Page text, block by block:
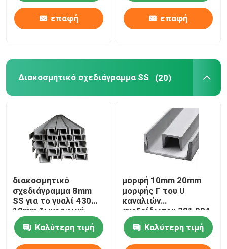
επαφή επαφή
Διακοσμητικό σχεδιάγραμμα SS (20)
διακοσμητικό
σχεδιάγραμμα 8mm
SS για το γυαλί 430
12mm ζωγραφική
ανατίναξης 904
Καλύτερη τιμή
μορφή 10mm 20mm
μορφής Γ του U
καναλιών
ανοξείδωτου 321 904
304
Καλύτερη τιμή